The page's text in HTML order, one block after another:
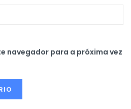
navegador para a próxima vez